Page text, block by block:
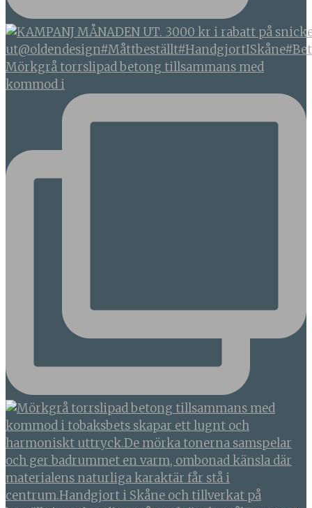
Mörkgrå torrslipad betong tillsammans med
kommod i